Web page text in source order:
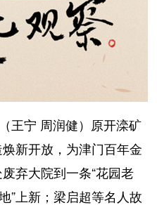
宁 周润健）原开滦矿
新开放，为津门百年金
弃大院到一条“花园老
”上新；梁启超等名人故